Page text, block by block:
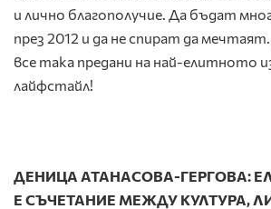
и лично благополучие. Да бъдат
през 2012 и да не спират да
все така предани на най-елитното
лайфстайл!
ДЕНИЦА АТАНАСОВА-ГЕРГОВА:
Е СЪЧЕТАНИЕ МЕЖДУ КУЛТУРА,